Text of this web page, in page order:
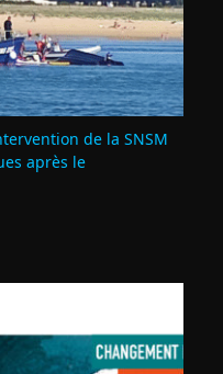
de la SNSM
après le